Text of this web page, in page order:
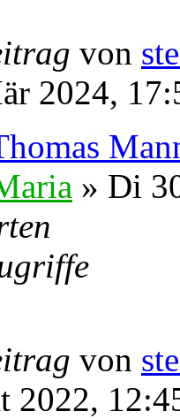
von
2024,
» Di
von
2022,